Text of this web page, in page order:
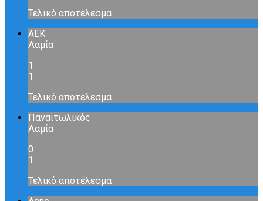
Τελικό αποτέλεσμα
ΑΕΚ
Λαμία
1
1
Τελικό αποτέλεσμα
Παναιτωλικός
Λαμία
0
1
Τελικό αποτέλεσμα